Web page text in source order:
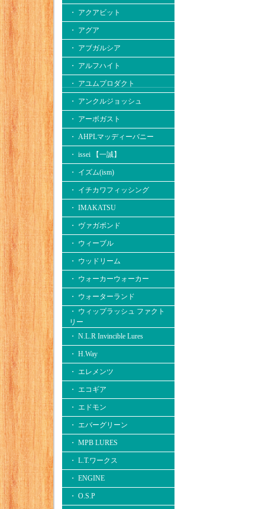
・ アクアビット
・ アグア
・ アブガルシア
・ アルフハイト
・ アユムプロダクト
・ アンクルジョッシュ
・ アーボガスト
・ AHPLマッディーバニー
・ issei 【一誠】
・ イズム(ism)
・ イチカワフィッシング
・ IMAKATSU
・ ヴァガボンド
・ ウィーブル
・ ウッドリーム
・ ウォーカーウォーカー
・ ウォーターランド
・ ウィップラッシュ ファクト
リー
・ N.L.R Invincible Lures
・ H.Way
・ エレメンツ
・ エコギア
・ エドモン
・ エバーグリーン
・ MPB LURES
・ L.T.ワークス
・ ENGINE
・ O.S.P